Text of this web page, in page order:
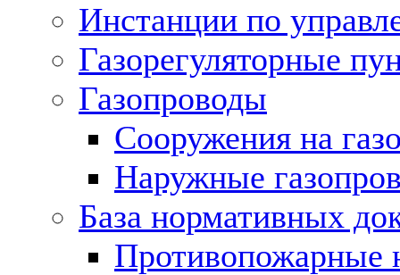
Инстанции по
Газорегуляторные
Газопроводы
Сооружения на
Наружные
База нормативных
Противопожарные